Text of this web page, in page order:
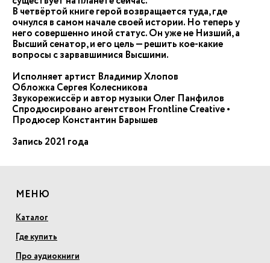
В четвёртой книге герой возвращается туда, где
очнулся в самом начале своей истории. Но теперь у
него совершенно иной статус. Он уже не Низший, а
Высший сенатор, и его цель — решить кое-какие
вопросы с зарвавшимися Высшими.
Исполняет артист Владимир Хлопов
Обложка Сергея Колесникова
Звукорежиссёр и автор музыки Олег Панфилов
Спродюсировано агентством Frontline Creative •
Продюсер Константин Барышев
Запись 2021 года
МЕНЮ
Каталог
Где купить
Про аудиокниги